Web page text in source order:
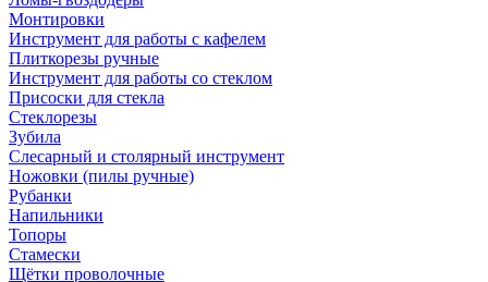
Монтировки
Инструмент для работы с кафелем
Плиткорезы ручные
Инструмент для работы со стеклом
Присоски для стекла
Стеклорезы
Зубила
Слесарный и столярный инструмент
Ножовки (пилы ручные)
Рубанки
Напильники
Топоры
Стамески
Щётки проволочные